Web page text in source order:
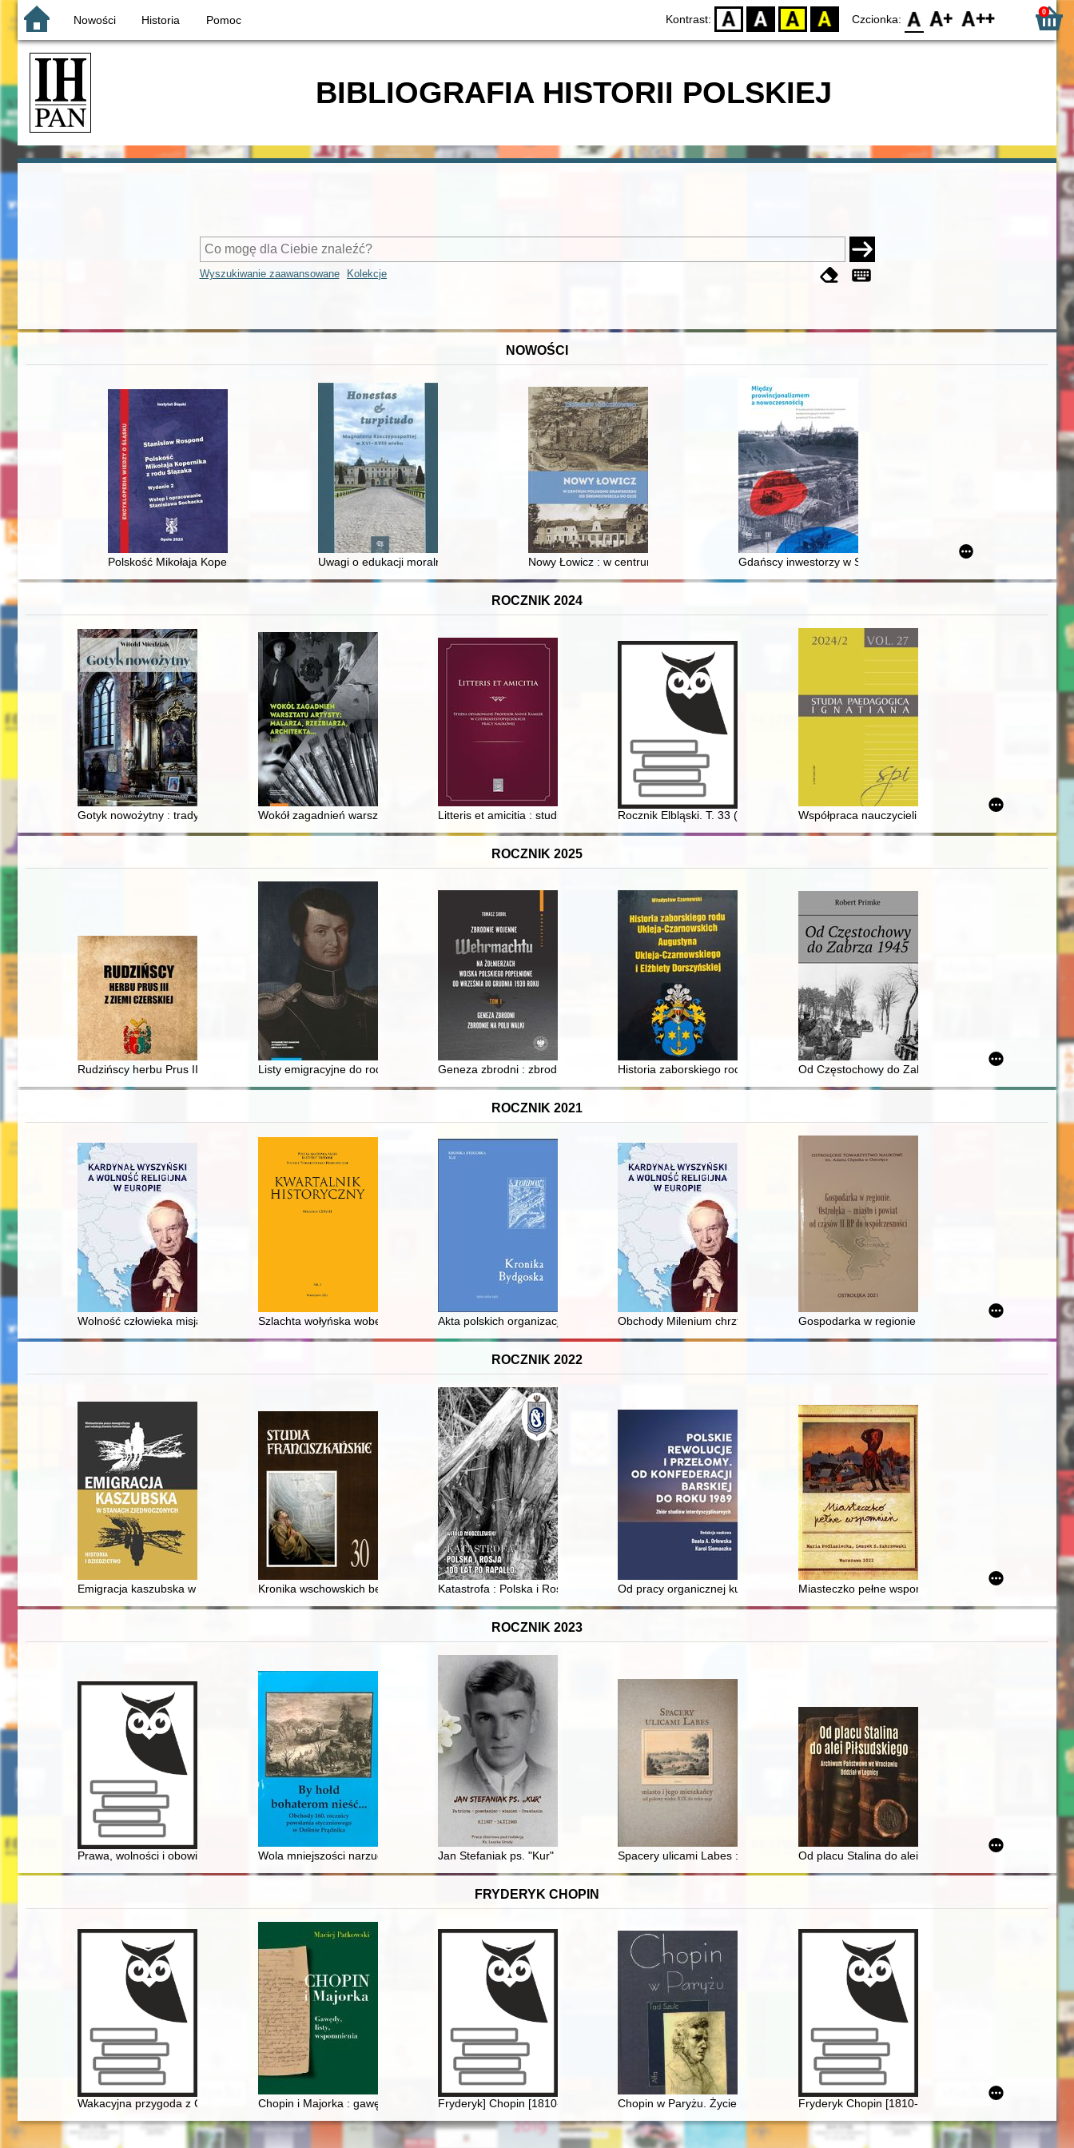
Nowości Historia Pomoc Kontrast: D BW YB BY Czcionka: F0 F1 F2 0
BIBLIOGRAFIA HISTORII POLSKIEJ
Wyszukiwanie zaawansowane Kolekcje
NOWOŚCI
Polskość Mikołaja Kopernika z rodu ŚlązakaUwagi o edukacji moralnej synów szlacheckich w XVI-wiecznej Rzeczypospolitej
Nowy Łowicz : w centrum poligonu drawskiego od średniowiecza do dziśGdańscy inwestorzy w Sopocie : prestiż finansowy i towarzyski
ROCZNIK 2024
Gotyk nowożytny : tradycja gotycka w murowanej architekturze kościelnej Wielkopolski i Polski środkowej w XVI i XVII wieku
Wokół zagadnień warsztatu artysty : malarza, rzeźbiarza, architekta... T. 2
Litteris et amicitia : studia ofiarowane Profesor Annie Kamler w czterdziestopięciolecie pracy naukowej
Rocznik Elbląski. T. 33 (2023/2024) Współpraca nauczycieli z rodzicami i środowiskiem
ROCZNIK 2025
Rudzińscy herbu Prus III z ziemi ciechanowskiej w archiwaliach : ciechanowskie grodzkie wieczyste. T. 1
Listy emigracyjne do rodziców : (z dołączeniem listów Michała Podczaszyńskiego) : 1832-1834
Geneza zbrodni : zbrodnie na polu walkiHistoria zaborskiego rodu Ukleja-Czarnowskich Augustyna Ukleja-Czarnowskiego i
Od Częstochowy do Zabrza 1945
ROCZNIK 2021
Wolność człowieka misją posługi kardynała Stefana WyszyńskiegoSzlachta wołyńska wobec agresji tureckiej na Rzeczpospolitą w 1621 roku
Akta polskich organizacji, stowarzyszeń i związków przechowywane w zasobie Archiwum Państwowego w Bydgoszczy
Obchody Milenium chrztu Polski w Kielcach i Wiślicy (16-17 lipca 1966 r.)
Gospodarka w regionie : Ostrołęka - miasto i powiat
ROCZNIK 2022
Emigracja kaszubska w Stanach Zjednoczonych : historia i dziedzictwo = Kashubian emigration in the United States : history and heritage
Kronika wschowskich bernardynów czyli Archiwum klasztoru wschowskiego Braci Mniejszych Obserwantów - recenzja]
Katastrofa : Polska i Rosja 100 lat po Rapallo. T. 9,Od pracy organicznej ku wolnej Polsce : zbiorowe zmagania Polaków o narodowe
Miasteczko pełne wspomnień własnych i przyjaciół z
ROCZNIK 2023
Prawa, wolności i obowiązki obywatelskie w myśli politycznej ruchu ludowego w Drugiej Rzeczypospolitej = Civic rights, freedoms, and duties in the political thought of the people's movement in the
Wola mniejszości narzucona większości : postawy polityczne mieszkańców Królestwa Polskiego wobec powstania styczniowego
Jan Stefaniak ps. "Kur" : patriota - powstaniec - więzień - Orawianin : 8.I.1927 - 14.XI.1983 : praca zbiorowa
Spacery ulicami Labes : (miasto i jego mieszkańcy od połowy wieku XIX do roku 1939) :
Od placu Stalina do alei Piłsudskiego : 70 lat
FRYDERYK CHOPIN
Wakacyjna przygoda z Chopinem" w Muzeum Niepodległości
Chopin i Majorka : gawędy, listy, wspomnieniaFryderyk] Chopin [1810-1849]. Człowiek, dzieło, rezonans
Chopin w Paryżu. Życie i epoka Fryderyk Chopin [1810-1849] i jego muzyka